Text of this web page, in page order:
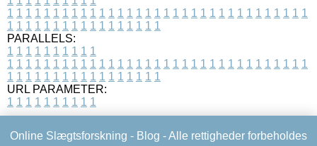
1 1 1 1 1 1 1 1 1 1 1 1 1 1 1 1 1 1 1 1 1 1 1 1 1 1 1 1 1 1 1 1 1
1 1 1 1 1 1 1 1 1 1 1 1 1 1 1 1 1
PARALLELS:
1 1 1 1 1 1 1 1 1 1
1 1 1 1 1 1 1 1 1 1 1 1 1 1 1 1 1 1 1 1 1 1 1 1 1 1 1 1 1 1 1 1 1
1 1 1 1 1 1 1 1 1 1 1 1 1 1 1 1 1
URL PARAMETER:
1 1 1 1 1 1 1 1 1 1
Online Slægtsforskning - Blog - Alle rettigheder forbeholdes